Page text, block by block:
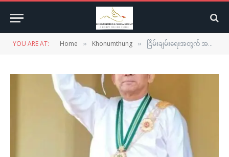
YOU ARE AT: Home » Khonumthung » ငြိမ်းချမ်းရေးအတွက် အစဉ်အမြဲ တံခါးဖွင့်ကြိုဆိုကြောင်း စစ်ခေါင်းဆောင်က ချင်းအမျိုးသားနေ့မှာ ပြောဆို